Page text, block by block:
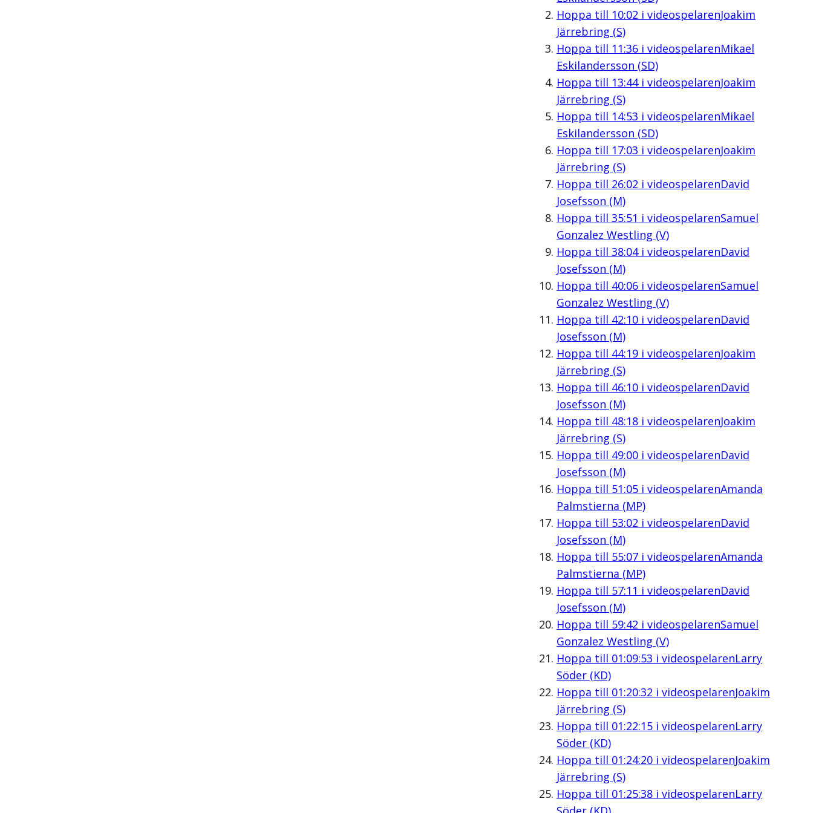
Hoppa till 10:02 i videospelarenJoakim
Järrebring (S)
Hoppa till 11:36i videospelarenMikael
Eskilandersson (SD)
Hoppa till 13:44i videospelarenJoakim
Järrebring (S)
Hoppa till 14:53 i videospelarenMikael
Eskilandersson (SD)
Hoppa till 17:03 i videospelarenJoakim
Järrebring (S)
Hoppa till 26:02 i videospelarenDavid
Josefsson (M)
Hoppa till 35:51 i videospelarenSamuel
Gonzalez Westling (V)
Hoppa till 38:04i videospelarenDavid
Josefsson (M)
Hoppa till 40:06i videospelarenSamuel
Gonzalez Westling (V)
Hoppa till 42:10i videospelarenDavid
Josefsson (M)
Hoppa till 44:19i videospelarenJoakim
Järrebring (S)
Hoppa till 46:10i videospelarenDavid
Josefsson (M)
Hoppa till 48:18i videospelarenJoakim
Järrebring (S)
Hoppa till 49:00i videospelarenDavid
Josefsson (M)
Hoppa till 51:05i videospelarenAmanda
Palmstierna (MP)
Hoppa till 53:02 i videospelarenDavid
Josefsson (M)
Hoppa till 55:07i videospelarenAmanda
Palmstierna (MP)
Hoppa till 57:11 i videospelarenDavid
Josefsson (M)
Hoppa till 59:42 i videospelarenSamuel
Gonzalez Westling (V)
Hoppa till 01:09:53 i videospelarenLarry
Söder (KD)
Hoppa till 01:20:32 i videospelarenJoakim
Järrebring (S)
Hoppa till 01:22:15i videospelarenLarry
Söder (KD)
Hoppa till 01:24:20i videospelarenJoakim
Järrebring (S)
Hoppa till 01:25:38i videospelarenLarry